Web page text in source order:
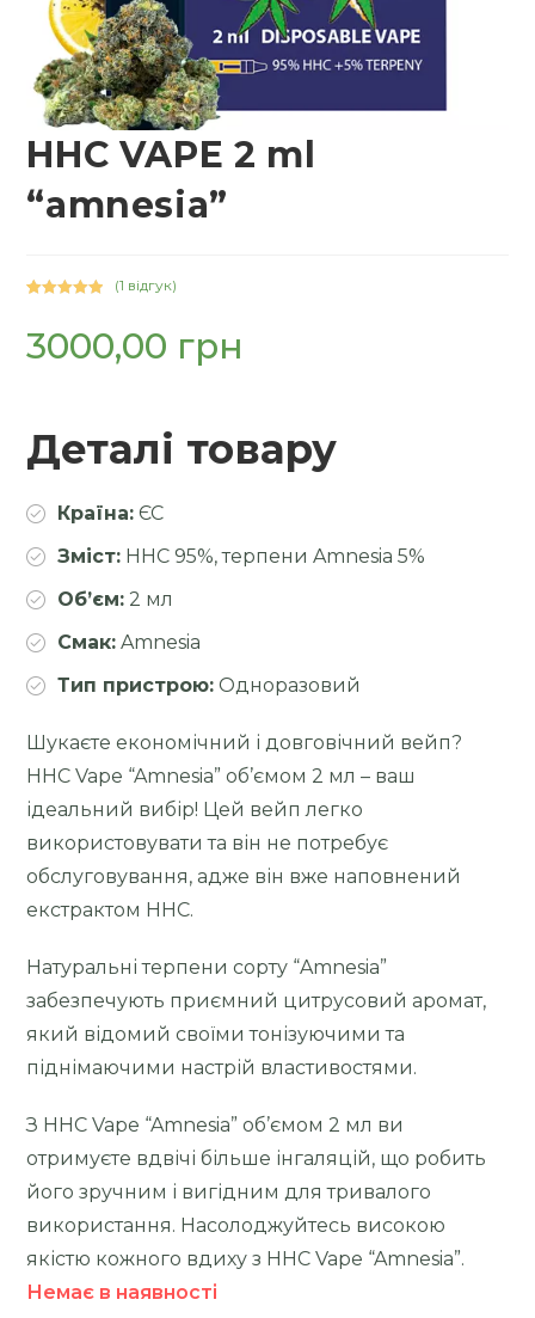
HHC VAPE 2 ml
“amnesia”
5.00
з 5 на
основі
(1 відгук)
3000,00 грн
Деталі товару
Країна: ЄС
Зміст: HHC 95%, терпени Amnesia 5%
Об’єм: 2 мл
Смак: Amnesia
Тип пристрою: Одноразовий
Шукаєте економічний і довговічний вейп?
HHC Vape “Amnesia” об’ємом 2 мл – ваш
ідеальний вибір! Цей вейп легко
використовувати та він не потребує
обслуговування, адже він вже наповнений
екстрактом HHC.
Натуральні терпени сорту “Amnesia”
забезпечують приємний цитрусовий аромат,
який відомий своїми тонізуючими та
піднімаючими настрій властивостями.
З HHC Vape “Amnesia” об’ємом 2 мл ви
отримуєте вдвічі більше інгаляцій, що робить
його зручним і вигідним для тривалого
використання. Насолоджуйтесь високою
якістю кожного вдиху з HHC Vape “Amnesia”.
Немає в наявності